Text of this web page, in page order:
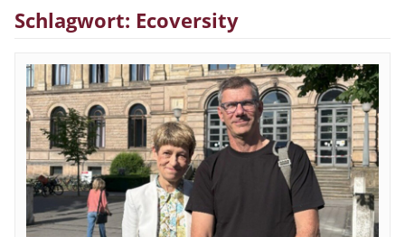
Schlagwort: Ecoversity